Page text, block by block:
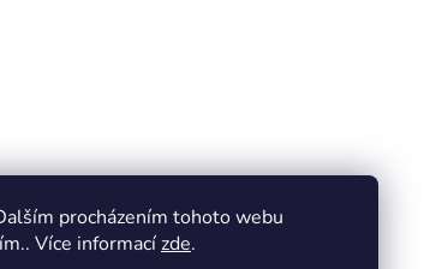
procházením tohoto webu
Více informacízde.